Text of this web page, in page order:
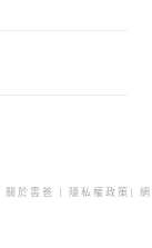
關於雲爸 | 隱私權政策 | 網